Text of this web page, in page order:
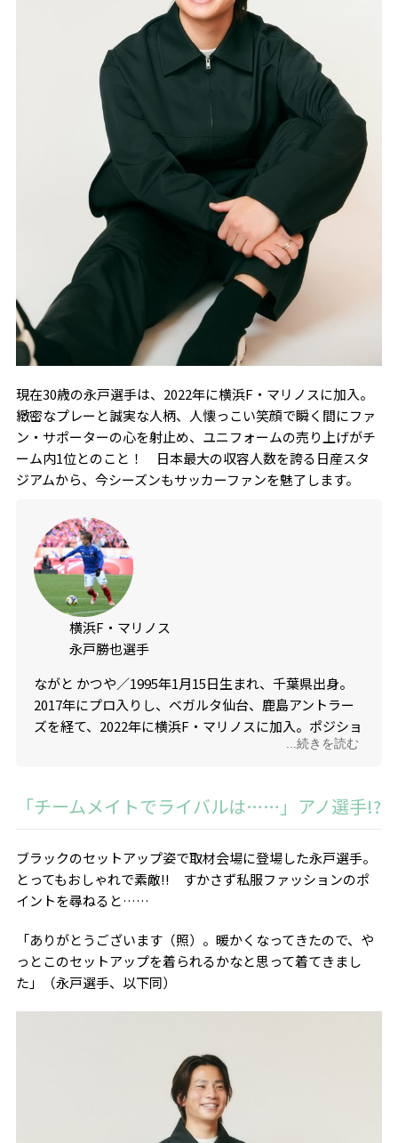
現在30歳の永戸選手は、 2022年に横浜F ・マリノスに加入。
緻密なプレーと誠実な人柄、人懐っこい笑顔で瞬く間にファ
ン・サポーターの心を射止め、ユニフォームの売り上げがチ
ーム内1位とのこと！ 日本最大の収容人数を誇る日産スタ
ジアムから、今シーズンもサッカーファンを魅了します。
横浜F・マリノス
永戸勝也選手
ながと かつや／1995年1月15日生まれ、千葉県出身。
2017年にプロ入りし、ベガルタ仙台、鹿島アントラー
ズを経て、 2022年に横浜F・マリノスに加入。ポジショ
Jリーグ優秀
る。
...続きを読む
「チームメイトでライバルは……」アノ選手!?
ブラックのセットアップ姿で取材会場に登場した永戸選手。
とってもおしゃれで素敵!! すかさず私服ファッションのポ
イントを尋ねると……
「ありがとうございます（照）。暖かくなってきたので、や
っとこのセットアップを着られるかなと思って着てきまし
た」（永戸選手、以下同）